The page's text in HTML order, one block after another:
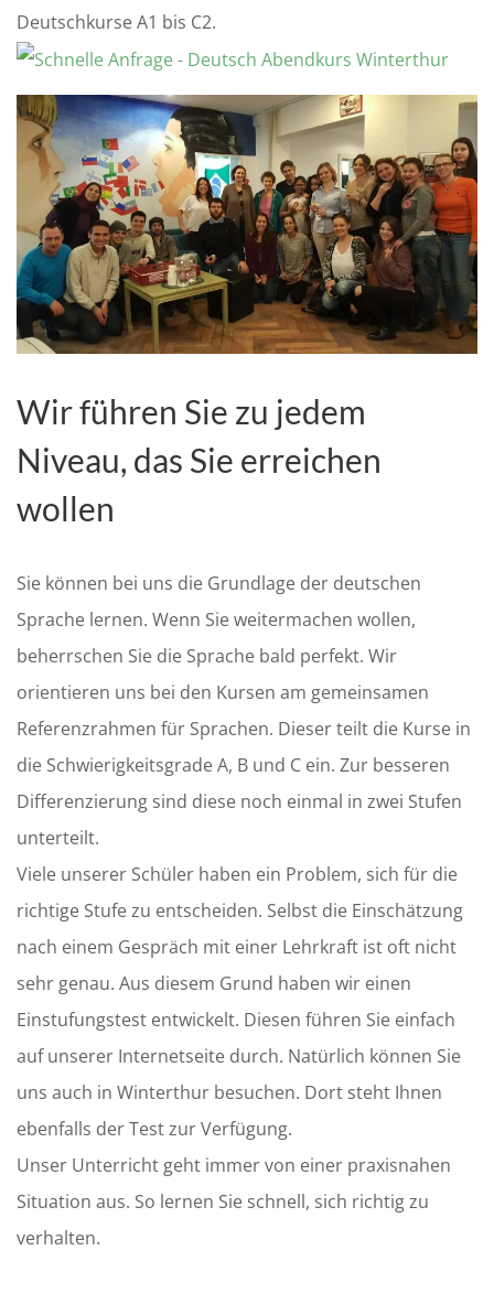
Deutschkurse A1 bis C2.
Wir führen Sie zu jedem
Niveau, das Sie erreichen
wollen
Sie können bei uns die Grundlage der deutschen
Sprache lernen. Wenn Sie weitermachen wollen,
beherrschen Sie die Sprache bald perfekt. Wir
orientieren uns bei den Kursen am gemeinsamen
Referenzrahmen für Sprachen. Dieser teilt die Kurse in
die Schwierigkeitsgrade A, B und C ein. Zur besseren
Differenzierung sind diese noch einmal in zwei Stufen
unterteilt.
Viele unserer Schüler haben ein Problem, sich für die
richtige Stufe zu entscheiden. Selbst die Einschätzung
nach einem Gespräch mit einer Lehrkraft ist oft nicht
sehr genau. Aus diesem Grund haben wir einen
Einstufungstest entwickelt. Diesen führen Sie einfach
auf unserer Internetseite durch. Natürlich können Sie
uns auch in Winterthur besuchen. Dort steht Ihnen
ebenfalls der Test zur Verfügung.
Unser Unterricht geht immer von einer praxisnahen
Situation aus. So lernen Sie schnell, sich richtig zu
verhalten.